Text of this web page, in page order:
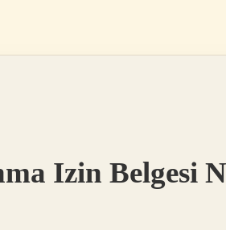
Izin Belgesi